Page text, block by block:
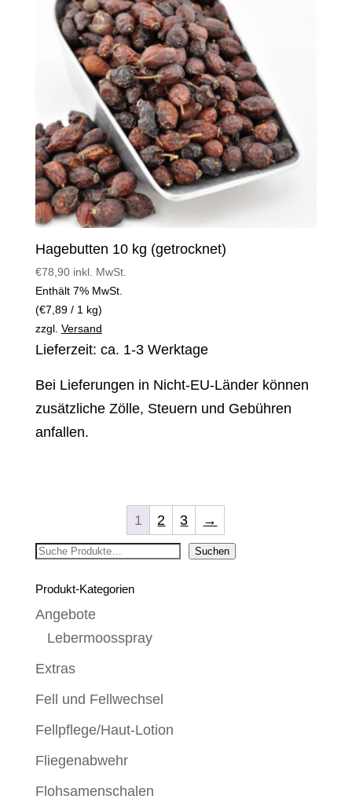
Hagebutten 10 kg (getrocknet)
€78,90 inkl. MwSt.
Enthält 7% MwSt.
(€7,89/ 1 kg)
zzgl. Versand
Lieferzeit: ca. 1-3 Werktage
Bei Lieferungen in Nicht-EU-Länder können
zusätzliche Zölle, Steuern und Gebühren
anfallen.
1 2 3 →
Suchen Suchen
Produkt-Kategorien
Angebote
Lebermoosspray
Extras
Fell und Fellwechsel
Fellpflege/Haut-Lotion
Fliegenabwehr
Flohsamenschalen